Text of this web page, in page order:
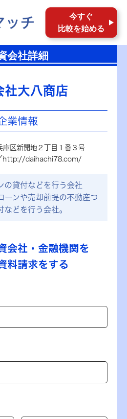
今すぐ
比較を始める
会社詳細
社大八商店
業情報
庫区新開地２丁目１番３号
http://daihachi78.com/
の貸付などを行う会社
ーンや売却前提の不動産つ
などを行う会社。
会社・金融機関を
料請求をする